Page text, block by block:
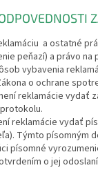
a ostatné
peňazí) a právo
vybavenia
o ochrane
reklamácie
reklamácie vydať
Týmto písomným
písomné
o jej